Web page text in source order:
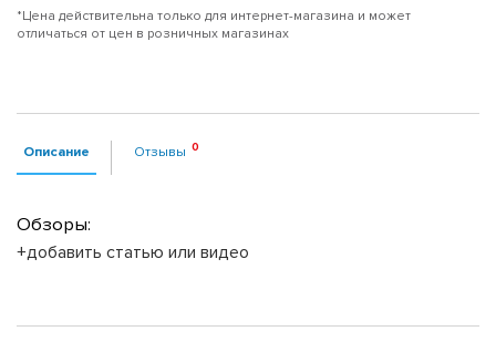
*Цена действительна только для интернет-магазина и может
отличаться от цен в розничных магазинах
Описание Отзывы
Обзоры:
+добавить статью или видео